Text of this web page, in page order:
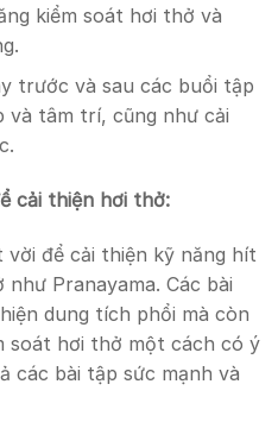
kiểm soát hơi thở và
trước và sau các buổi tập
và tâm trí, cũng như cải
cải thiện hơi thở:
để cải thiện kỹ năng hít
Pranayama. Các bài
dung tích phổi mà còn
soát hơi thở một cách có ý
các bài tập sức mạnh và